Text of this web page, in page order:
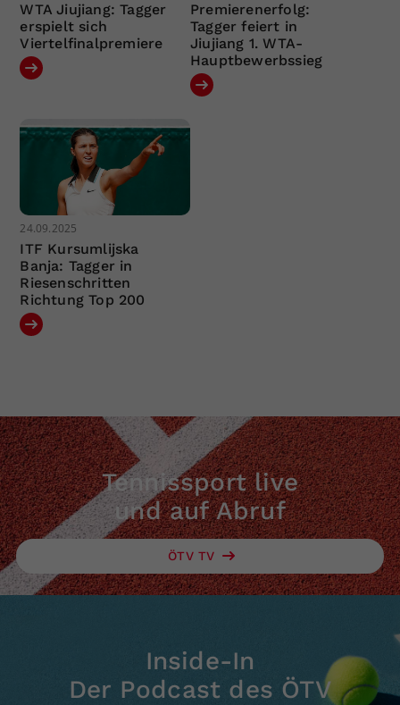
WTA Jiujiang: Tagger
erspielt sich
Viertelfinalpremiere
Premierenerfolg:
Tagger feiert in
Jiujiang 1. WTA-
Hauptbewerbssieg
24.09.2025
ITF Kursumlijska
Banja: Tagger in
Riesenschritten
Richtung Top 200
Tennissport live
und auf Abruf
ÖTV TV
Inside-In
Der Podcast des ÖTV